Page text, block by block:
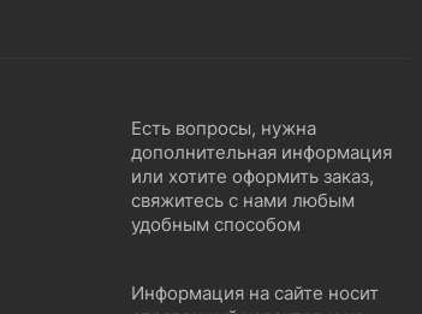
Есть вопросы, нужна
дополнительная информация
или хотите оформить заказ,
свяжитесь с нами любым
удобным способом
Информация на сайте носит